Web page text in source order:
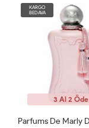
Parfums De Marly Delina EDP 75 Ml Kadın Tester Parfüm
KARGO
BEDAVA